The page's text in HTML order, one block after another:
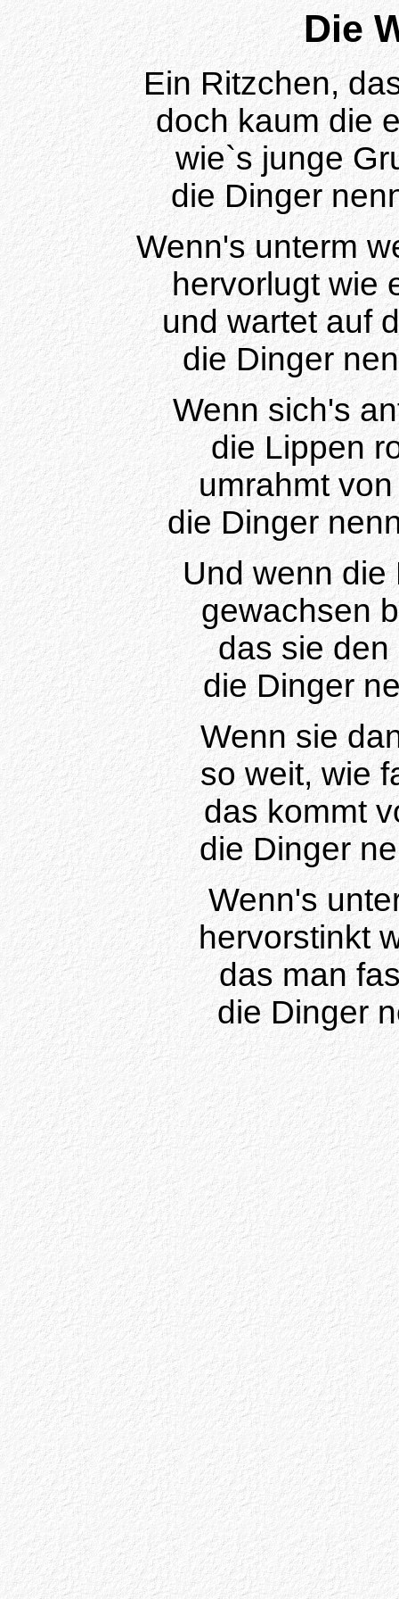
Die
Ein Ritzchen,
doch kaum die
wie`s junge
die Dinger
Wenn's unterm
hervorlugt wie
und wartet auf
die Dinger
Wenn sich's
die Lippen
umrahmt
die Dinger
Und wenn die
gewachsen
das sie
die Dinger
Wenn sie
so weit, wie
das kommt
die Dinger
Wenn's
hervorstinkt
das man
die Dinger